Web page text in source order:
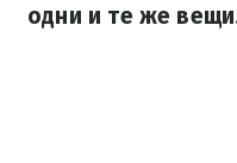
одни и те же